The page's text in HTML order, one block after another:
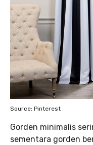
Source: Pinterest
Gorden minimalis
sementara gorden